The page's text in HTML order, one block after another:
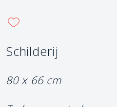
Schilderij
80 x 66 cm